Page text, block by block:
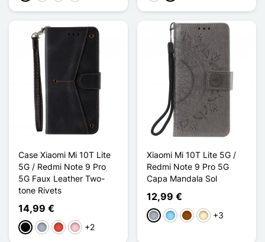
Case Xiaomi Mi 10T Lite
5G / Redmi Note 9 Pro
5G Faux Leather Two-
tone Rivets
14,99 €
PretoCinzentoVermelho
Rosa+2
Xiaomi Mi 10T Lite 5G /
Redmi Note 9 Pro 5G
Capa Mandala Sol
12,99 €
CinzentoAzul Claro
Castanho
Ouro+3